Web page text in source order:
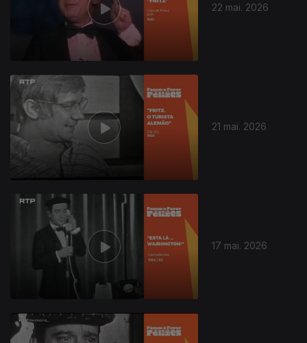
22 mai. 2026
21 mai. 2026
17 mai. 2026